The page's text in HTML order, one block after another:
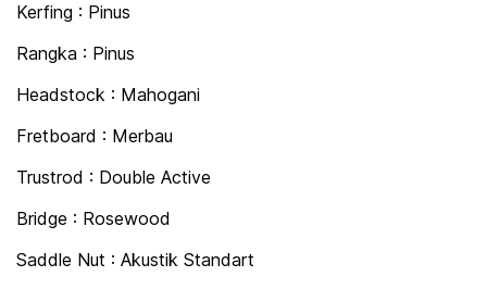
Kerfing : Pinus
Rangka : Pinus
Headstock : Mahogani
Fretboard : Merbau
Trustrod : Double Active
Bridge : Rosewood
Saddle Nut : Akustik Standart